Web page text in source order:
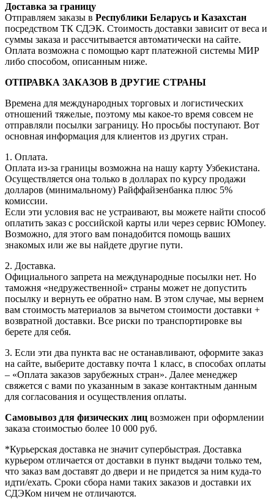
Доставка за границу
Отправляем заказы в Республики Беларусь и Казахстан
посредством ТК СДЭК. Стоимость доставки зависит от веса и
суммы заказа и рассчитывается автоматически на сайте.
Оплата возможна с помощью карт платежной системы МИР
либо способом, описанным ниже.
ОТПРАВКА ЗАКАЗОВ В ДРУГИЕ СТРАНЫ
Времена для международных торговых и логистических
отношений тяжелые, поэтому мы какое-то время совсем не
отправляли посылки заграницу. Но просьбы поступают. Вот
основная информация для клиентов из других стран.
1. Оплата.
Оплата из-за границы возможна на нашу карту Узбекистана.
Осуществляется она только в долларах по курсу продажи
долларов (минимальному) Райффайзенбанка плюс 5%
комиссии.
Если эти условия вас не устраивают, вы можете найти способ
оплатить заказ с российской карты или через сервис ЮMoney.
Возможно, для этого вам понадобится помощь ваших
знакомых или же вы найдете другие пути.
2. Доставка.
Официального запрета на международные посылки нет. Но
таможня «недружественной» страны может не допустить
посылку и вернуть ее обратно нам. В этом случае, мы вернем
вам стоимость материалов за вычетом стоимости доставки +
возвратной доставки. Все риски по транспортировке вы
берете для себя.
3. Если эти два пункта вас не останавливают, оформите заказ
на сайте, выберите доставку почта 1 класс, в способах оплаты
– «Оплата заказов зарубежных стран». Далее менеджер
свяжется с вами по указанным в заказе контактным данным
для согласования и осуществления оплаты.
Самовывоз для физических лиц возможен при оформлении
заказа стоимостью более 10 000 руб.
*Курьерская доставка не значит супербыстрая. Доставка
курьером отличается от доставки в пункт выдачи только тем,
что заказ вам доставят до двери и не придется за ним куда-то
идти/ехать. Сроки сбора нами таких заказов и доставки их
СДЭКом ничем не отличаются.